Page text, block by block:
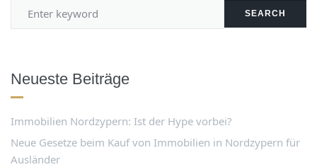
SEARCH
Neueste Beiträge
Immobilien Nordzypern: Ist der Hype vorbei?
Neue Gesetze beim Kauf von Immobilien in Nordzypern für
Ausländer